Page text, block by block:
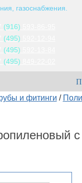
газоснабжения.
(916)
(495)
(495)
(495)
и фитинги /